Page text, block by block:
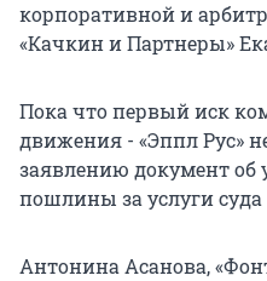
корпоративной и
«Качкин и Партнеры»
Пока что первый иск
движения - «Эппл Рус»
заявлению документ об
пошлины за услуги
Антонина Асанова,